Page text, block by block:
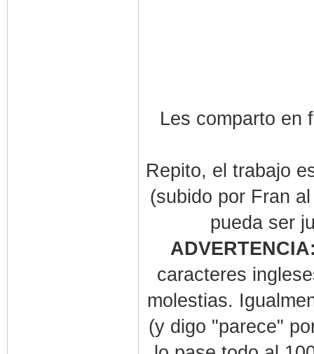
Les comparto en
Repito, el trabajo
(subido por Fran
pueda ser
caracteres
molestias.
(y digo "parece"